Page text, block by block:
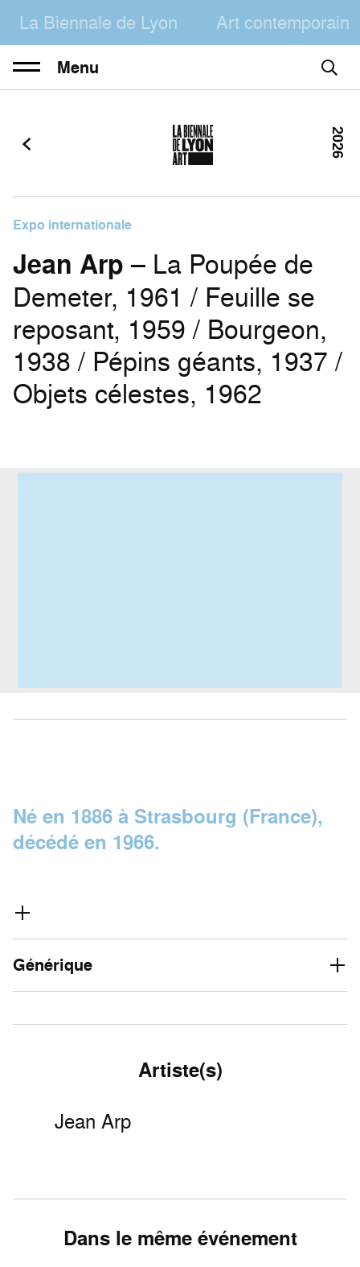
La Biennale de Lyon Art contemporain
Menu
Expo internationale
Jean Arp – La Poupée de
Demeter, 1961 / Feuille se
reposant, 1959 / Bourgeon,
1938 / Pépins géants, 1937 /
Objets célestes, 1962
2026
Né en 1886 à Strasbourg (France),
décédé en 1966.
Générique
Artiste(s)
Jean Arp
Dans le même événement